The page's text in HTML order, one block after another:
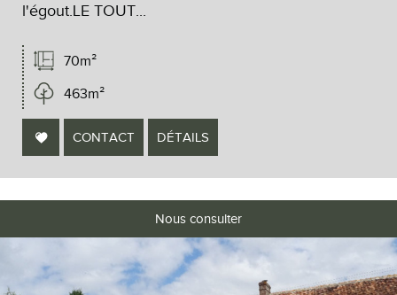
l'égout.LE TOUT...
70m²
463m²
CONTACT DÉTAILS
Nous consulter